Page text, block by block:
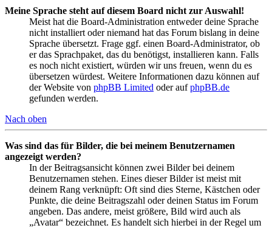
Meine Sprache steht auf diesem Board nicht zur Auswahl!
Meist hat die Board-Administration entweder deine Sprache
nicht installiert oder niemand hat das Forum bislang in deine
Sprache übersetzt. Frage ggf. einen Board-Administrator, ob
er das Sprachpaket, das du benötigst, installieren kann. Falls
es noch nicht existiert, würden wir uns freuen, wenn du es
übersetzen würdest. Weitere Informationen dazu können auf
der Website von phpBB Limited oder aufphpBB.de
gefunden werden.
Nach oben
Was sind das für Bilder, die bei meinem Benutzernamen
angezeigt werden?
In der Beitragsansicht können zwei Bilder bei deinem
Benutzernamen stehen. Eines dieser Bilder ist meist mit
deinem Rang verknüpft: Oft sind dies Sterne, Kästchen oder
Punkte, die deine Beitragszahl oder deinen Status im Forum
angeben. Das andere, meist größere, Bild wird auch als
„Avatar“ bezeichnet. Es handelt sich hierbei in der Regel um